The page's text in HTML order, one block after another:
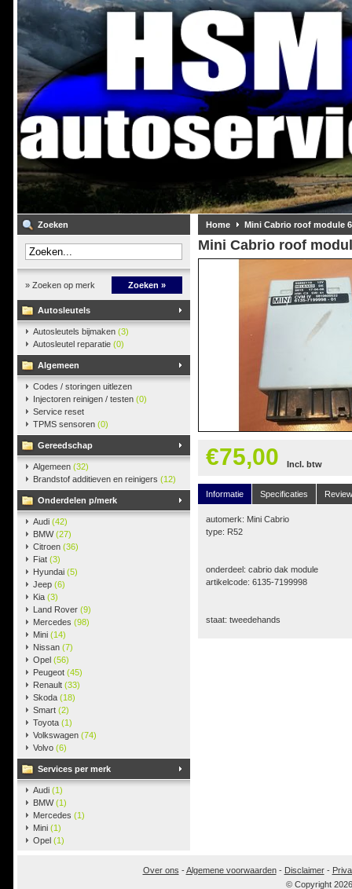
Zoeken
» Zoeken op merk Zoeken »
Autosleutels
Autosleutels bijmaken (3)
Autosleutel reparatie (0)
Algemeen
Codes / storingen uitlezen
Injectoren reinigen / testen (0)
Service reset
TPMS sensoren (0)
Gereedschap
Algemeen (32)
Brandstof additieven en reinigers (12)
Onderdelen p/merk
Audi (42)
BMW(27)
Citroen (36)
Fiat (3)
Hyundai (5)
Jeep (6)
Kia (3)
Land Rover (9)
Mercedes (98)
Mini (14)
Nissan (7)
Opel (56)
Peugeot (45)
Renault (33)
Skoda (18)
Smart (2)
Toyota (1)
Volkswagen (74)
Volvo (6)
Services per merk
Audi (1)
BMW(1)
Mercedes (1)
Mini (1)
Opel (1)
Home Mini Cabrio roof module
Mini Cabrio roof
€75,00 Incl. btw
Informatie Specificaties
automerk: Mini Cabrio
type: R52
onderdeel: cabrio dak module
artikelcode: 6135-7199998
staat: tweedehands
Over ons -Algemene voorwaarden- Disclaimer-
© Copyright